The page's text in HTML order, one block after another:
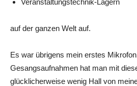
Veranstaltungstechnik-Lagern
auf der ganzen Welt auf.
Es war übrigens mein erstes
Gesangsaufnahmen hat man mit
glücklicherweise wenig Hall von